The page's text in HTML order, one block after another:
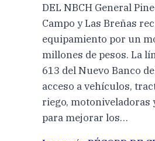
DEL NBCH General
Campo y Las Breñas
equipamiento por un
millones de pesos. La
613 del Nuevo Banco
acceso a vehículos,
riego, motoniveladoras
para mejorar los…